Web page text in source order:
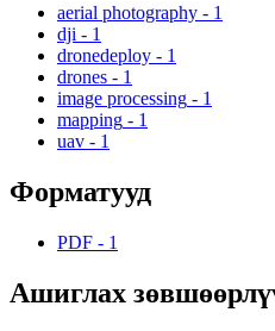
aerial photography - 1
dji - 1
dronedeploy - 1
drones - 1
image processing - 1
mapping - 1
uav - 1
Форматууд
PDF - 1
Ашиглах